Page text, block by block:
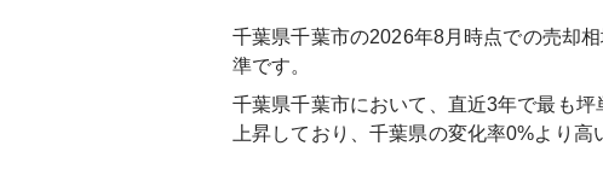
千葉県千葉市の2026年8月時点での売却
準です。
千葉県千葉市において、直近3年で最も坪
上昇しており
、千葉県の変化率0%より高